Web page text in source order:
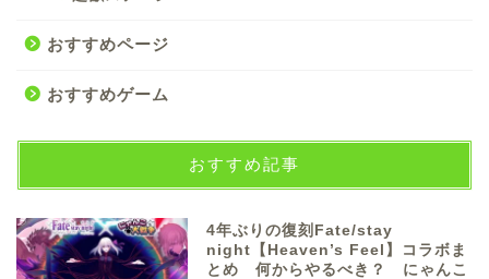
おすすめページ
おすすめゲーム
おすすめ記事
4年ぶりの復刻Fate/stay
night【Heaven’s Feel】コラボま
とめ 何からやるべき？ にゃんこ